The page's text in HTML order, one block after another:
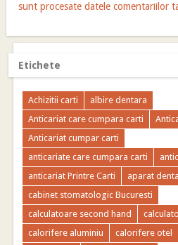
sunt procesate datele comentariilor
Etichete
Achizitii carti
albire dentara
Anticariat care cumpara carti
Anticariat cumpar carti
anticariate care cumpara carti
anticariat Printre Carti
aparat
cabinet stomatologic Bucuresti
calculatoare second hand
calorifere aluminiu
calorifere otel